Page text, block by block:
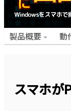
製品概要 動
スマホが